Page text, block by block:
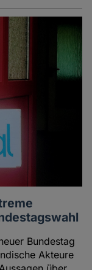
Bundestag
Akteure